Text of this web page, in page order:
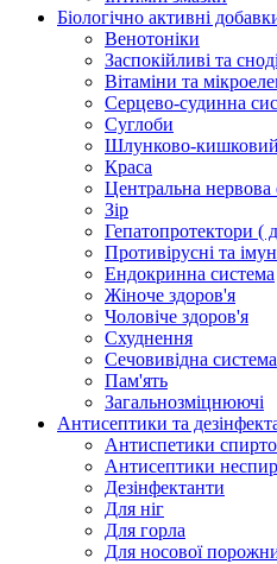
Біологічно активні
Венотоніки
Заспокійливі та
Вітаміни та
Серцево-судинна
Суглоби
Шлунково-кишковий
Краса
Центральна нервова
Зір
Гепатопротектори (
Противірусні та
Ендокринна система
Жіноче здоров'я
Чоловіче здоров'я
Схуднення
Сечовивідна система
Пам'ять
Загальнозміцнюючі
Антисептики та
Антиспетики
Антисептики
Дезінфектанти
Для ніг
Для горла
Для носової